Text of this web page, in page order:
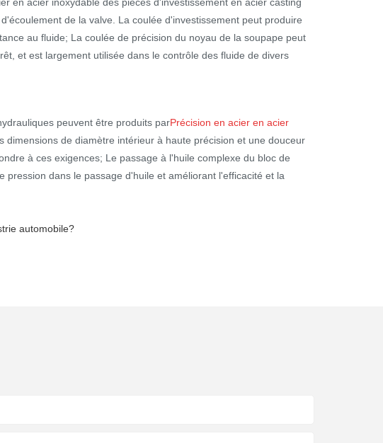
de la valve. La coulée d'investissement peut produire
au fluide; La coulée de précision du noyau de la soupape peut
et est largement utilisée dans le contrôle des fluide de divers
peuvent être produits parPrécision en acier en acier
dimensions de diamètre intérieur à haute précision et une douceur
à ces exigences; Le passage à l'huile complexe du bloc de
dans le passage d'huile et améliorant l'efficacité et la
automobile?